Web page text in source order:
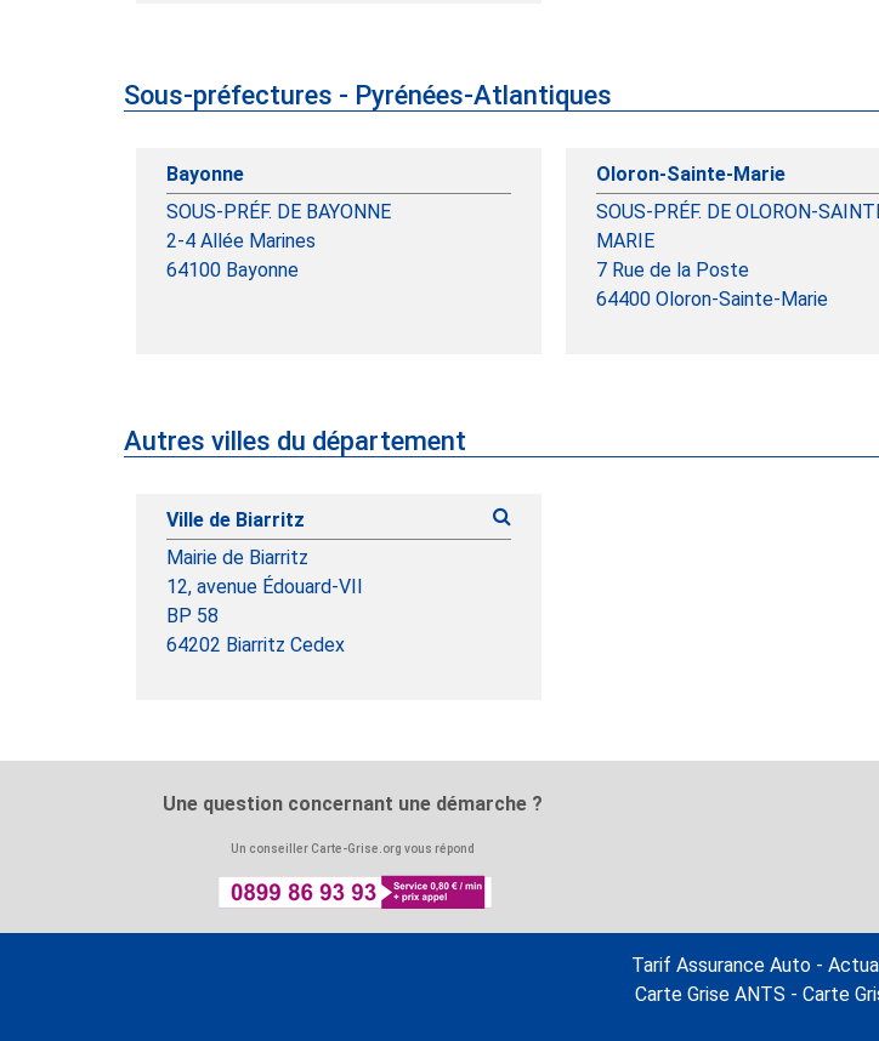
Sous-préfectures - Pyrénées-Atlantiques
Bayonne
SOUS-PRÉF. DE BAYONNE
2-4 Allée Marines
64100 Bayonne
Oloron-Sainte-Marie
SOUS-PRÉF. DE OLORON-
MARIE
7 Rue de la Poste
64400 Oloron-Sainte-Marie
Autres villes du département
Ville de Biarritz
Mairie de Biarritz
12, avenue Édouard-VII
BP 58
64202 Biarritz Cedex
Une question concernant une démarche ?
Un conseiller Carte-Grise.org vous répond
Tarif Assurance Auto -
Carte Grise ANTS - Carte